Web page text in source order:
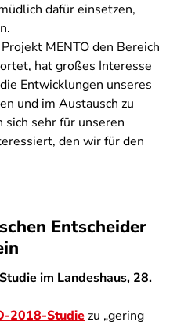
dafür einsetzen,
MENTO den Bereich
hat großes Interesse
Entwicklungen unseres
und im Austausch zu
sehr für unseren
den wir für den
Entscheider
im Landeshaus, 28.
2018-Studiezu „gering